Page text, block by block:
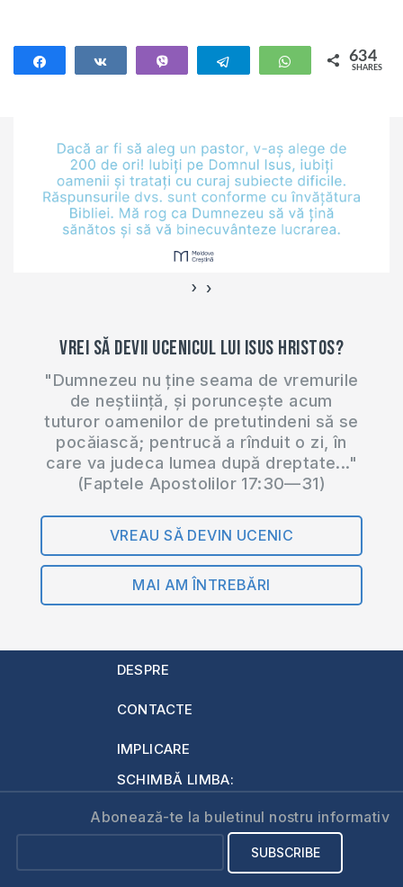
Dumnezeu, Maicii
Domnului sau unuia
pentru găsirea unui
loc de muncă, este
important să cunoşti
Telegram WhatsApp
634
SHARES
‹ ›
Vrei să devii ucenicul lui Isus Hristos?
"Dumnezeu nu ține seama de vremurile
de neștiință, și poruncește acum
tuturor oamenilor de pretutindeni să se
pocăiască; pentrucă a rînduit o zi, în
care va judeca lumea după dreptate..."
(Faptele Apostolilor 17:30—31)
VREAU SĂ DEVIN UCENIC
MAI AM ÎNTREBĂRI
DESPRE
CONTACTE
IMPLICARE
SCHIMBĂ LIMBA:
Abonează-te la buletinul nostru informativ